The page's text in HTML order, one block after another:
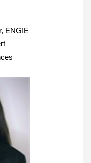
ENGIE